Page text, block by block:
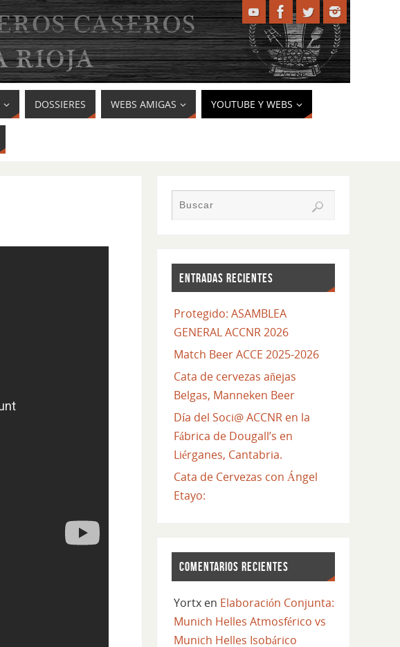
DOSSIERES WEBS AMIGAS YOUTUBE Y WEBS
ENTRADAS RECIENTES
Protegido: ASAMBLEA
GENERAL ACCNR 2026
Match Beer ACCE 2025-2026
Cata de cervezas añejas
Belgas, Manneken Beer
Día del Soci@ ACCNR en la
Fábrica de Dougall’s en
Liérganes, Cantabria.
Cata de Cervezas con Ángel
Etayo:
COMENTARIOS RECIENTES
Yortxen Elaboración Conjunta:
Munich Helles Atmosférico vs
Munich Helles Isobárico